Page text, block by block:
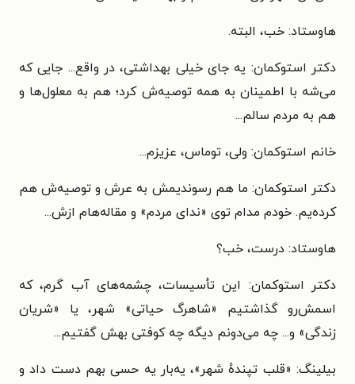
هاوستاد: خب، البته.
دکتر استوکمان: یه جای خیلی بهداشتی، در واقع... جایی که
می‌شه با اطمینان به همه توصیه‌ش کرد؛ هم به معلول‌ها و
هم به مردم سالم...
خانم استوکمان: ولی، توماس، عزیزم...
دکتر استوکمان: ما هم رسوندیمش به عرش و توصیه‌ش هم
کرده‌یم. خودم مدام توی «ندای مردم» و مقاله‌هام ازش...
هاوستاد: درست، خب؟
دکتر استوکمان: این تأسیسات، چشمه‌های آب گرم، که
اسمش‌رو گذاشتیم «شاهرگ حیاتی» شهر، یا «شریان
زندگی» و... چه می‌دونم دیگه چه کوفتی بهش گفتیم...
بیلینگ: «قلب تپندهٔ شهر»، یه‌بار یه حسی بهم دست داد و